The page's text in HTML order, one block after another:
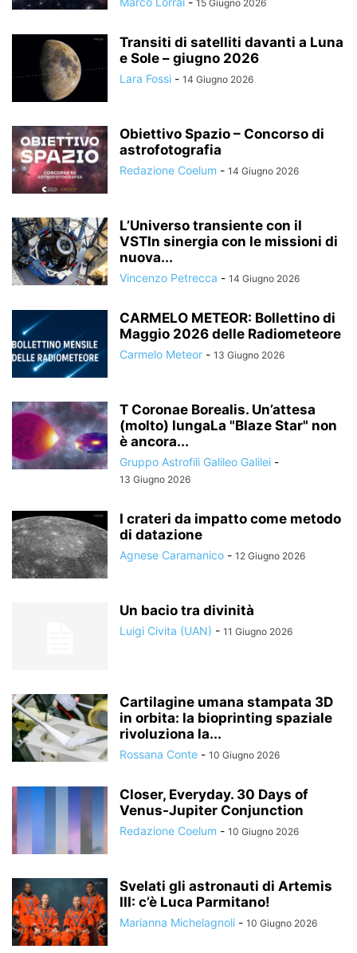
15 Giugno 2026
Transiti di satelliti davanti a Luna
e Sole – giugno 2026
Lara Fossi - 14 Giugno 2026
Obiettivo Spazio – Concorso di
astrofotografia
Redazione Coelum - 14 Giugno 2026
L’Universo transiente con il
VSTIn sinergia con le missioni di
nuova...
Vincenzo Petrecca - 14 Giugno 2026
CARMELO METEOR: Bollettino di
Maggio 2026 delle Radiometeore
Carmelo Meteor - 13 Giugno 2026
T Coronae Borealis. Un’attesa
(molto) lungaLa "Blaze Star" non
è ancora...
Gruppo Astrofili Galileo Galilei -
13 Giugno 2026
I crateri da impatto come metodo
di datazione
Agnese Caramanico - 12 Giugno 2026
Un bacio tra divinità
Luigi Civita (UAN) - 11 Giugno 2026
Cartilagine umana stampata 3D
in orbita: la bioprinting spaziale
rivoluziona la...
Rossana Conte - 10 Giugno 2026
Closer, Everyday. 30 Days of
Venus-Jupiter Conjunction
Redazione Coelum - 10 Giugno 2026
Svelati gli astronauti di Artemis
III: c’è Luca Parmitano!
Marianna Michelagnoli - 10 Giugno 2026